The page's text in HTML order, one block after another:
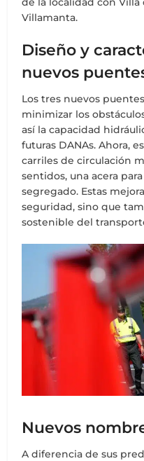
Villamanta.
Diseño y
nuevos
Los tres nuevos
minimizar los
así la capacidad
futuras DANAs. Ahora,
carriles de circulación
sentidos, una acera
segregado. Estas
seguridad, sino que
sostenible del
Nuevos
A diferencia de sus